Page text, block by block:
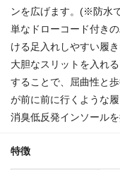
ンを広げます。(※防水
単なドローコード付き
ける足入れしやすい履
大胆なスリットを入れ
することで、屈曲性と
が前に前に行くような
消臭低反発インソールを
特徴